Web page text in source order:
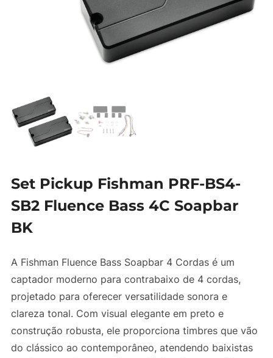
Set Pickup Fishman PRF-BS4-
SB2 Fluence Bass 4C Soapbar
BK
A Fishman Fluence Bass Soapbar 4 Cordas é um
captador moderno para contrabaixo de 4 cordas,
projetado para oferecer versatilidade sonora e
clareza tonal. Com visual elegante em preto e
construção robusta, ele proporciona timbres que vão
do clássico ao contemporâneo, atendendo baixistas